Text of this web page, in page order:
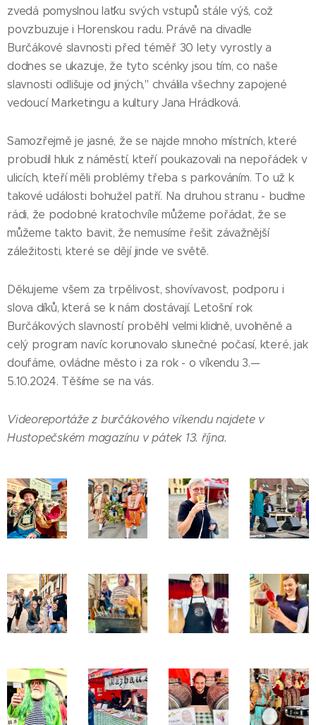
zvedá pomyslnou laťku svých vstupů stále výš, což
povzbuzuje i Horenskou radu. Právě na divadle
Burčákové slavnosti před téměř 30 lety vyrostly a
dodnes se ukazuje, že tyto scénky jsou tím, co naše
slavnosti odlišuje od jiných," chválila všechny zapojené
vedoucí Marketingu a kultury Jana Hrádková.
Samozřejmě je jasné, že se najde mnoho místních, které
probudil hluk z náměstí, kteří poukazovali na nepořádek v
ulicích, kteří měli problémy třeba s parkováním. To už k
takové události bohužel patří. Na druhou stranu - buďme
rádi, že podobné kratochvíle můžeme pořádat, že se
můžeme takto bavit, že nemusíme řešit závažnější
záležitosti, které se dějí jinde ve světě.
Děkujeme všem za trpělivost, shovívavost, podporu i
slova díků, která se k nám dostávají. Letošní rok
Burčákových slavností proběhl velmi klidně, uvolněně a
celý program navíc korunovalo slunečné počasí, které, jak
doufáme, ovládne město i za rok - o víkendu 3.—
5.10.2024. Těšíme se na vás.
Videoreportáže z burčákového víkendu najdete v
Hustopečském magazínu v pátek 13. října.